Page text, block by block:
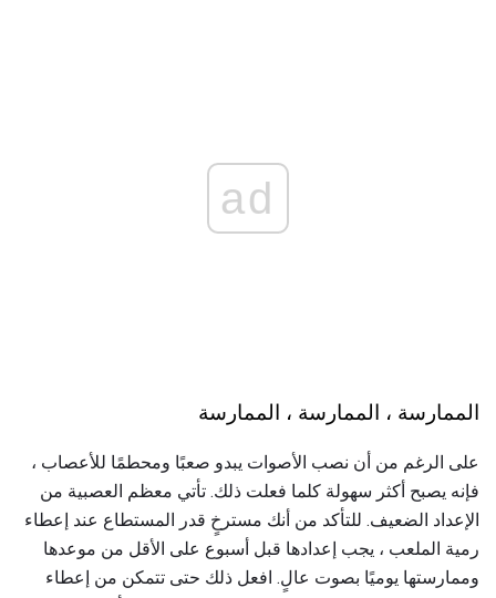
ad
الممارسة ، الممارسة ، الممارسة
على الرغم من أن نصب الأصوات يبدو صعبًا ومحطمًا للأعصاب ،
فإنه يصبح أكثر سهولة كلما فعلت ذلك. تأتي معظم العصبية من
الإعداد الضعيف. للتأكد من أنك مسترخٍ قدر المستطاع عند إعطاء
رمية الملعب ، يجب إعدادها قبل أسبوع على الأقل من موعدها
وممارستها يوميًا بصوت عالٍ. افعل ذلك حتى تتمكن من إعطاء